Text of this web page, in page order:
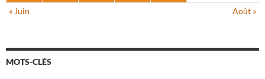
« Juin
Août »
MOTS-CLÉS